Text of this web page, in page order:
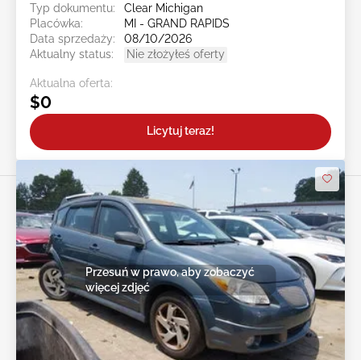
Typ dokumentu:
Clear Michigan
Placówka:
MI - GRAND RAPIDS
Data sprzedaży:
08/10/2026
Aktualny status:
Nie złożyłeś oferty
Aktualna oferta:
$0
Licytuj teraz!
Przesuń w prawo, aby zobaczyć
więcej zdjęć